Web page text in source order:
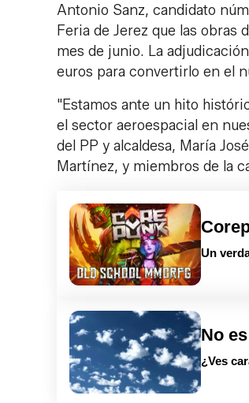
Antonio Sanz, candidato
Feria de Jerez que las obras
mes de junio. La
euros para convertirlo en el
"Estamos ante un hito
el sector aeroespacial en
del PP y alcaldesa, María
Martínez, y miembros de la
Un
No
¿Ves